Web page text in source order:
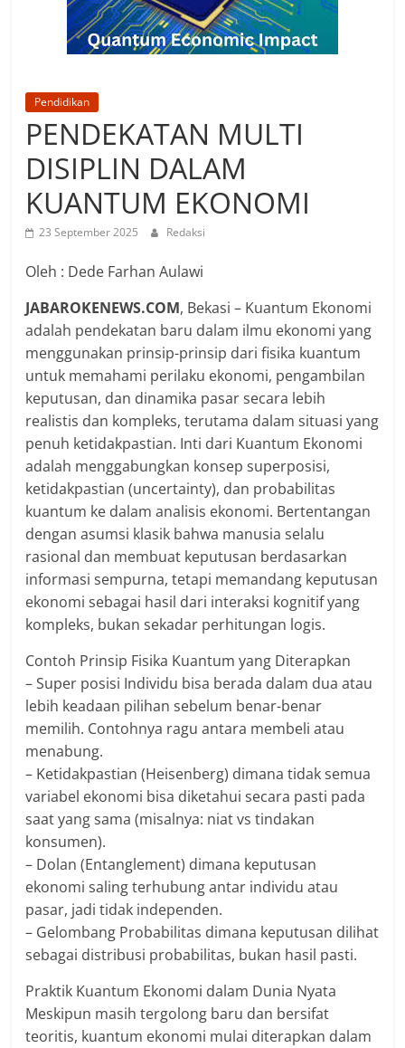
Pendidikan
PENDEKATAN MULTI
DISIPLIN DALAM
KUANTUM EKONOMI
23 September 2025 Redaksi
Oleh : Dede Farhan Aulawi
JABAROKENEWS.COM, Bekasi – Kuantum Ekonomi
adalah pendekatan baru dalam ilmu ekonomi yang
menggunakan prinsip-prinsip dari fisika kuantum
untuk memahami perilaku ekonomi, pengambilan
keputusan, dan dinamika pasar secara lebih
realistis dan kompleks, terutama dalam situasi yang
penuh ketidakpastian. Inti dari Kuantum Ekonomi
adalah menggabungkan konsep superposisi,
ketidakpastian (uncertainty), dan probabilitas
kuantum ke dalam analisis ekonomi. Bertentangan
dengan asumsi klasik bahwa manusia selalu
rasional dan membuat keputusan berdasarkan
informasi sempurna, tetapi memandang keputusan
ekonomi sebagai hasil dari interaksi kognitif yang
kompleks, bukan sekadar perhitungan logis.
Contoh Prinsip Fisika Kuantum yang Diterapkan
– Super posisi Individu bisa berada dalam dua atau
lebih keadaan pilihan sebelum benar-benar
memilih. Contohnya ragu antara membeli atau
menabung.
– Ketidakpastian (Heisenberg) dimana tidak semua
variabel ekonomi bisa diketahui secara pasti pada
saat yang sama (misalnya: niat vs tindakan
konsumen).
– Dolan (Entanglement) dimana keputusan
ekonomi saling terhubung antar individu atau
pasar, jadi tidak independen.
– Gelombang Probabilitas dimana keputusan dilihat
sebagai distribusi probabilitas, bukan hasil pasti.
Praktik Kuantum Ekonomi dalam Dunia Nyata
Meskipun masih tergolong baru dan bersifat
teoritis, kuantum ekonomi mulai diterapkan dalam